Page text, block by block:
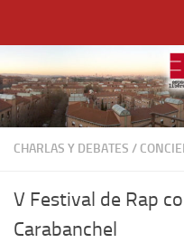
CHARLAS Y DEBATES /
V Festival de Rap
Carabanchel